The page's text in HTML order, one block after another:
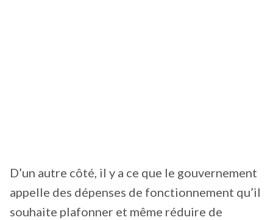
D’un autre côté, il y a ce que le gouvernement
appelle des dépenses de fonctionnement qu’il
souhaite plafonner et même réduire de